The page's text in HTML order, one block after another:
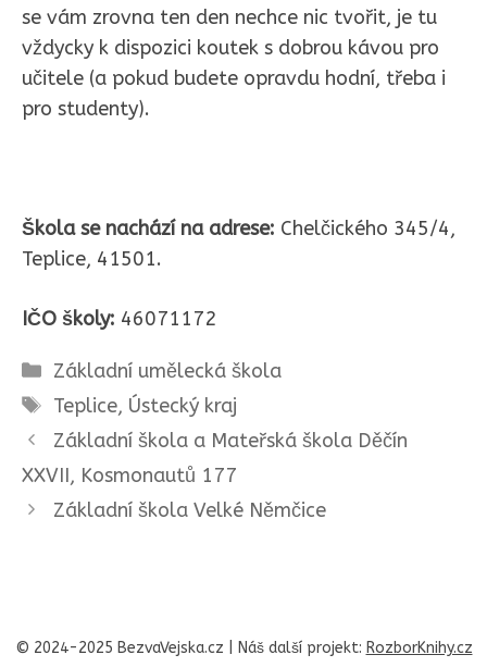
se vám zrovna ten den nechce nic tvořit, je tu
vždycky k dispozici koutek s dobrou kávou pro
učitele (a pokud budete opravdu hodní, třeba i
pro studenty).
Škola se nachází na adrese: Chelčického 345/4,
Teplice, 41501.
IČO školy: 46071172
Rubriky
Základní umělecká škola
Štítky
Teplice, Ústecký kraj
Základní škola a Mateřská škola Děčín
XXVII, Kosmonautů 177
Základní škola Velké Němčice
© 2024-2025 BezvaVejska.cz | Náš další projekt: RozborKnihy.cz